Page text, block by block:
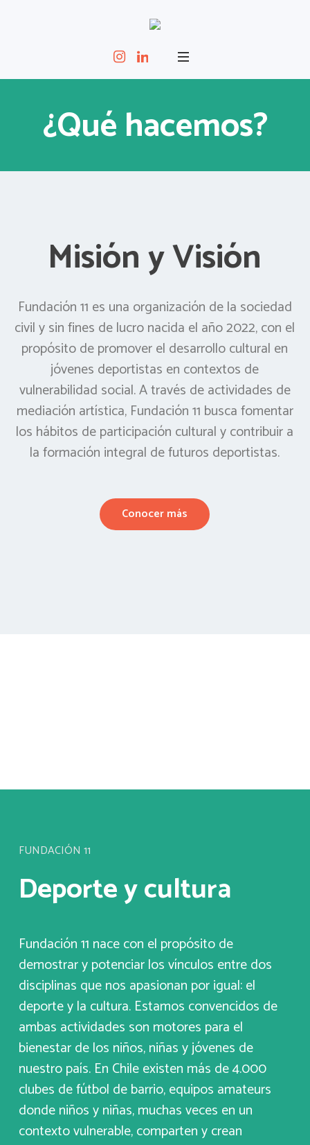
¿Qué hacemos?
Misión y Visión
Fundación 11 es una organización de la sociedad
civil y sin fines de lucro nacida el año 2022, con el
propósito de promover el desarrollo cultural en
jóvenes deportistas en contextos de
vulnerabilidad social. A través de actividades de
mediación artística, Fundación 11 busca fomentar
los hábitos de participación cultural y contribuir a
la formación integral de futuros deportistas.
Conocer más
FUNDACIÓN 11
Deporte y cultura
Fundación 11 nace con el propósito de
demostrar y potenciar los vínculos entre dos
disciplinas que nos apasionan por igual: el
deporte y la cultura. Estamos convencidos de
ambas actividades son motores para el
bienestar de los niños, niñas y jóvenes de
nuestro país. En Chile existen más de 4.000
clubes de fútbol de barrio, equipos amateurs
donde niños y niñas, muchas veces en un
contexto vulnerable, comparten y crean